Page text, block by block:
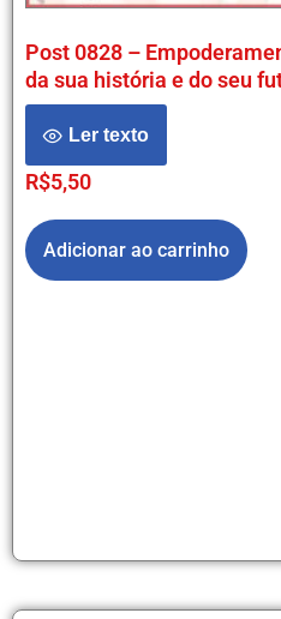
Post 0828 –
da sua história e do seu
Ler texto
R$5,50
Adicionar ao carrinho